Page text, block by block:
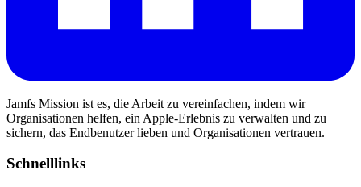
Jamfs Mission ist es, die Arbeit zu vereinfachen, indem wir
Organisationen helfen, ein Apple-Erlebnis zu verwalten und zu
sichern, das Endbenutzer lieben und Organisationen vertrauen.
Schnelllinks